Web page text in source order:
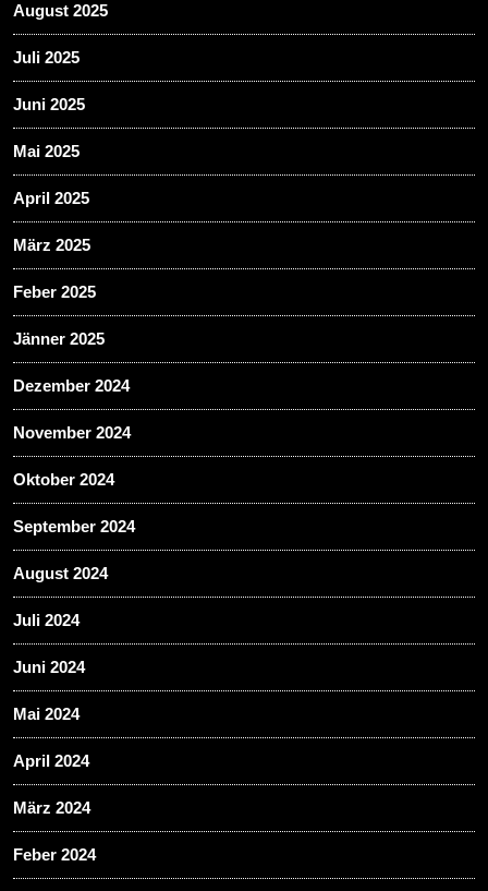
August 2025
Juli 2025
Juni 2025
Mai 2025
April 2025
März 2025
Feber 2025
Jänner 2025
Dezember 2024
November 2024
Oktober 2024
September 2024
August 2024
Juli 2024
Juni 2024
Mai 2024
April 2024
März 2024
Feber 2024